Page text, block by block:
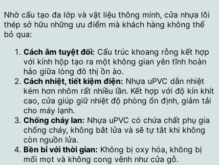
Nhờ cấu tạo đa lớp và vật liệu thông minh, cửa nhựa lõi
thép sở hữu những ưu điểm mà khách hàng không thể
bỏ qua:
Cách âm tuyệt đối: Cấu trúc khoang rỗng kết hợp
với kính hộp tạo ra một không gian yên tĩnh hoàn
hảo giữa lòng đô thị ồn ào.
Cách nhiệt, tiết kiệm điện: Nhựa uPVC dẫn nhiệt
kém hơn nhôm rất nhiều lần. Kết hợp với độ kín khít
cao, cửa giúp giữ nhiệt độ phòng ổn định, giảm tải
cho máy lạnh.
Chống cháy lan: Nhựa uPVC có chứa chất phụ gia
chống cháy, không bắt lửa và sẽ tự tắt khi không
còn nguồn lửa.
Bền bỉ với thời gian: Không bị oxy hóa, không bị
mối mọt và không cong vênh như cửa gỗ.